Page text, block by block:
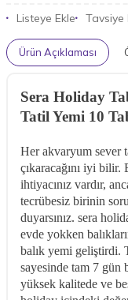
Listeye Ekle Tavsiye
Ürün Açıklaması
Sera Holiday
Tatil Yemi 10
Her akvaryum sever
çıkaracağını iyi
ihtiyacınız vardır,
tecrübesiz birinin
duyarsınız. sera
evde yokken
balık yemi geliştirdi.
sayesinde tam 7 gün
yüksek kalitede ve